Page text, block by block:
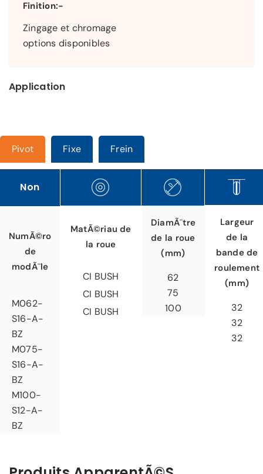
Finition:-
Zingage et chromage
options disponibles
Application
Pivot Fixe Frein
Non
NumÃ©ro
de
modÃ¨le
M062-
S16-A-
BZ
M075-
S16-A-
BZ
M100-
S12-A-
BZ
MatÃ©riau de
la roue
CI BUSH
CI BUSH
CI BUSH
DiamÃ¨tre
de la roue
(mm)
62
75
100
Largeur
de la
bande de
roulement
(mm)
32
32
32